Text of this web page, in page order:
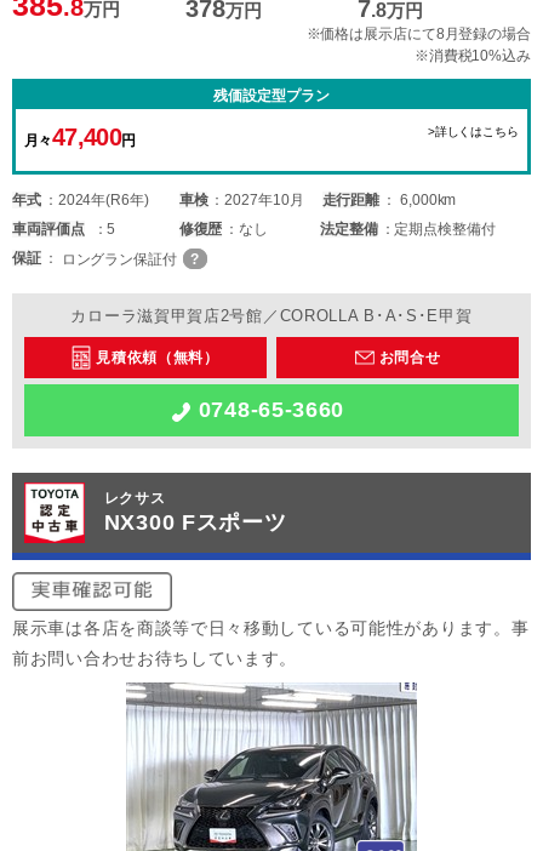
.8万円 378万円 7.8万円
※価格は展示店にて8月登録の場合
※消費税10%込み
残価設定型プラン
月々47,400円
>詳しくはこちら
年式 2024年(R6年) 車検 2027年10月 走行距離
6,000km
車両評価点 5 修復歴 なし 法定整備
定期点検整備付
保証
ロングラン保証付
カローラ滋賀甲賀店2号館／COROLLA B･A･S･E甲賀
見積依頼（無料） お問合せ
0748-65-3660
レクサス
NX300 Fスポーツ
展示車は各店を商談等で日々移動している可能性があります。事
前お問い合わせお待ちしています。